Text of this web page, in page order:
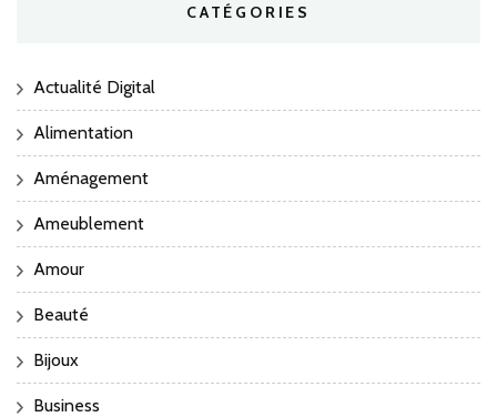
CATÉGORIES
Actualité Digital
Alimentation
Aménagement
Ameublement
Amour
Beauté
Bijoux
Business